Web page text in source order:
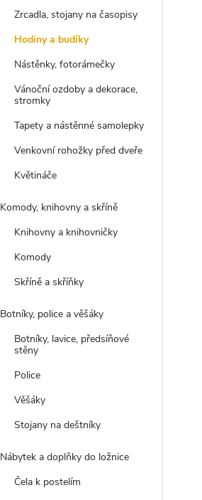
Zrcadla, stojany na časopisy
Hodiny a budíky
Nástěnky, fotorámečky
Vánoční ozdoby a dekorace,
stromky
Tapety a nástěnné samolepky
Venkovní rohožky před dveře
Květináče
Komody, knihovny a skříně
Knihovny a knihovničky
Komody
Skříně a skříňky
Botníky, police a věšáky
Botníky, lavice, předsíňové
stěny
Police
Věšáky
Stojany na deštníky
Nábytek a doplňky do ložnice
Čela k postelím